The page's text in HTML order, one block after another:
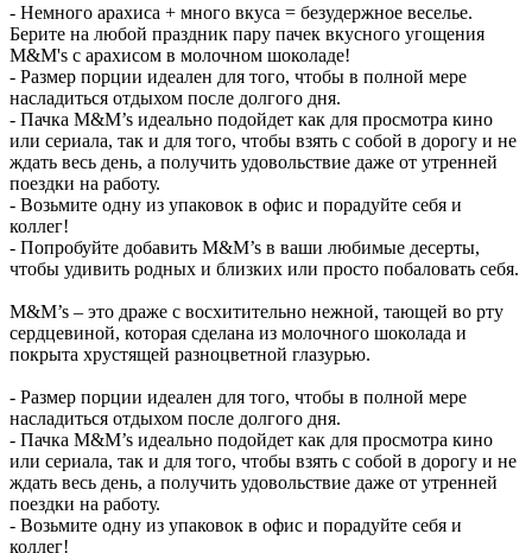
- Немного арахиса + много вкуса = безудержное веселье.
Берите на любой праздник пару пачек вкусного угощения
M&M's с арахисом в молочном шоколаде!
- Размер порции идеален для того, чтобы в полной мере
насладиться отдыхом после долгого дня.
- Пачка M&M’s идеально подойдет как для просмотра кино
или сериала, так и для того, чтобы взять с собой в дорогу и не
ждать весь день, а получить удовольствие даже от утренней
поездки на работу.
- Возьмите одну из упаковок в офис и порадуйте себя и
коллег!
- Попробуйте добавить M&M’s в ваши любимые десерты,
чтобы удивить родных и близких или просто побаловать себя.
M&M’s – это драже с восхитительно нежной, тающей во рту
сердцевиной, которая сделана из молочного шоколада и
покрыта хрустящей разноцветной глазурью.
- Размер порции идеален для того, чтобы в полной мере
насладиться отдыхом после долгого дня.
- Пачка M&M’s идеально подойдет как для просмотра кино
или сериала, так и для того, чтобы взять с собой в дорогу и не
ждать весь день, а получить удовольствие даже от утренней
поездки на работу.
- Возьмите одну из упаковок в офис и порадуйте себя и
коллег!